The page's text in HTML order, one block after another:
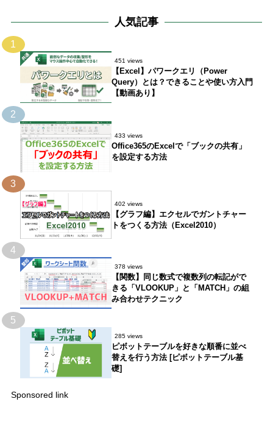
人気記事
1
451 views
【Excel】パワークエリ（Power
Query）とは？できることや使い方入門
【動画あり】
2
433 views
Office365のExcelで「ブックの共有」
を設定する方法
3
402 views
【グラフ編】エクセルでガントチャー
トをつくる方法（Excel2010）
4
378 views
【関数】同じ数式で複数列の転記がで
きる「VLOOKUP」と「MATCH」の組
み合わせテクニック
5
285 views
ピボットテーブルを好きな順番に並べ
替えを行う方法 [ピボットテーブル基
礎]
Sponsored link